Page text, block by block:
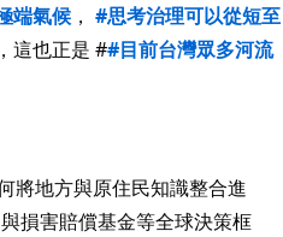
端氣候 ， #思考治理可以從短至
這也正是 ##目前台灣眾多河流
將地方與原住民知識整合進
損害賠償基金等全球決策框